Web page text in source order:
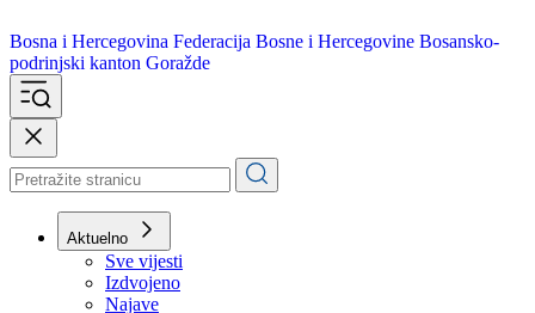
Bosna i Hercegovina
podrinjski kanton Goražde
Aktuelno